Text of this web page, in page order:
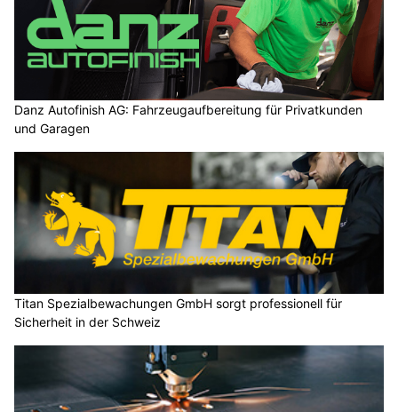
Danz Autofinish AG: Fahrzeugaufbereitung für Privatkunden
und Garagen
Titan Spezialbewachungen GmbH sorgt professionell für
Sicherheit in der Schweiz